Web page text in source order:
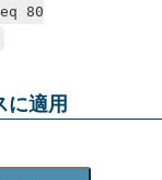
80
に適用